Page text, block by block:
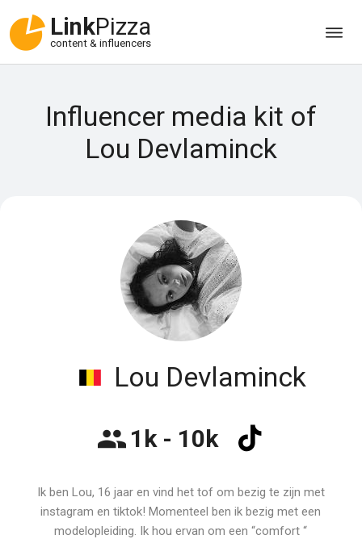
LinkPizza
content & influencers
Influencer media kit of
Lou Devlaminck
Lou Devlaminck
1k - 10k
Ik ben Lou, 16 jaar en vind het tof om bezig te zijn met
instagram en tiktok! Momenteel ben ik bezig met een
modelopleiding. Ik hou ervan om een “comfort “